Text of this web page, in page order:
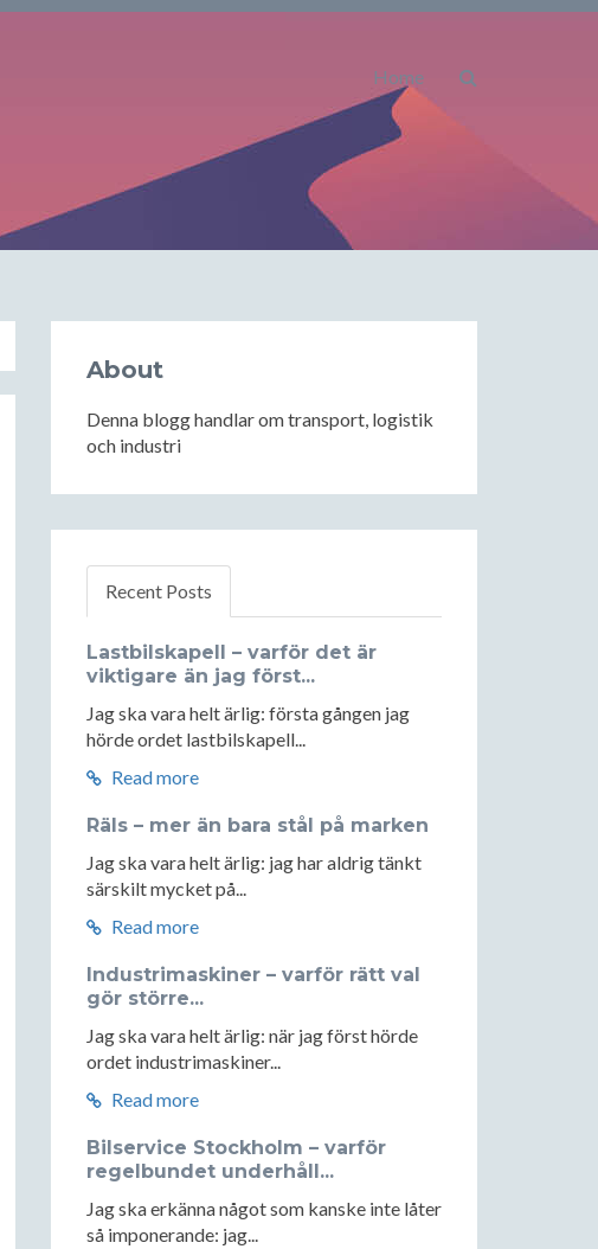
Home
About
Denna blogg handlar om transport, logistik
och industri
Recent Posts
Lastbilskapell – varför det är
viktigare än jag först...
Jag ska vara helt ärlig: första gången jag
hörde ordet lastbilskapell...
Read more
Räls – mer än bara stål på marken
Jag ska vara helt ärlig: jag har aldrig tänkt
särskilt mycket på...
Read more
Industrimaskiner – varför rätt val
gör större...
Jag ska vara helt ärlig: när jag först hörde
ordet industrimaskiner...
Read more
Bilservice Stockholm – varför
regelbundet underhåll...
Jag ska erkänna något som kanske inte låter
så imponerande: jag...